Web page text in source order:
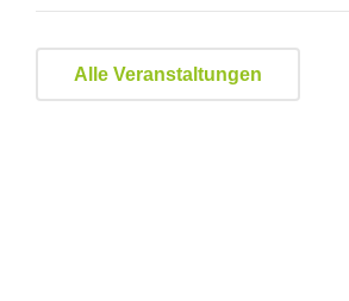
Alle Veranstaltungen